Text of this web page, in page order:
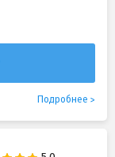
Подробнее